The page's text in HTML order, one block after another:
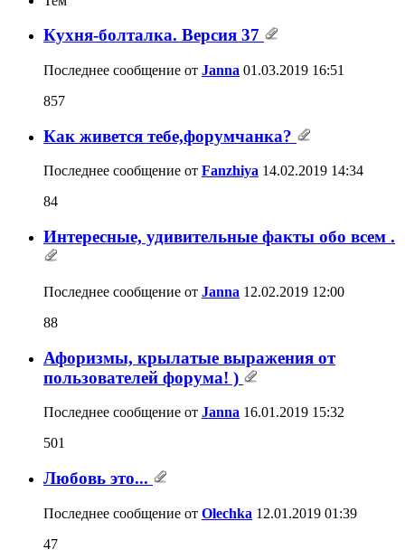
Кухня-болталка. Версия 37
Последнее сообщение от Janna 01.03.2019 16:51
857
Как живется тебе,форумчанка?
Последнее сообщение от Fanzhiya 14.02.2019 14:34
84
Интересные, удивительные факты обо всем .
Последнее сообщение от Janna 12.02.2019 12:00
88
Афоризмы, крылатые выражения от
пользователей форума! )
Последнее сообщение от Janna 16.01.2019 15:32
501
Любовь это...
Последнее сообщение от Olechka 12.01.2019 01:39
47